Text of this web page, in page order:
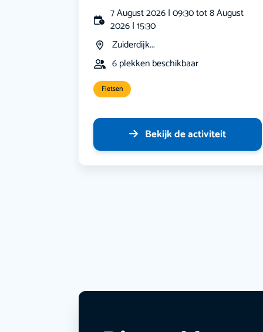
7 August 2026 | 09:30 tot 8 August
2026 | 15:30
Zuiderdijk...
6 plekken beschikbaar
Fietsen
Bekijk de activiteit